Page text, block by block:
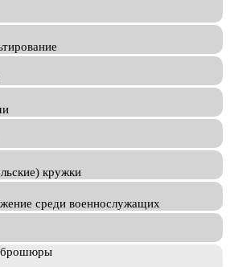
кружки
среди военнослужащих
брошюры